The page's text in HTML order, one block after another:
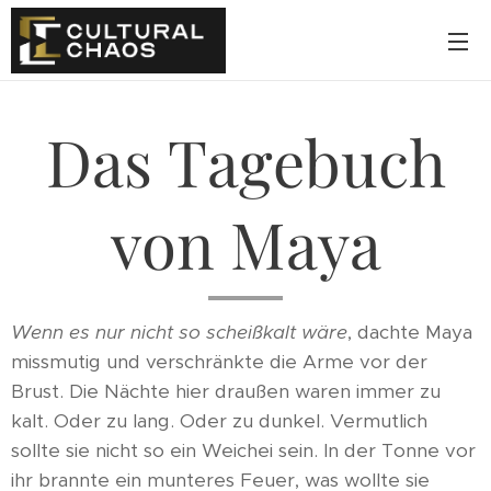
Das Tagebuch
von Maya
Wenn es nur nicht so scheißkalt wäre, dachte Maya
missmutig und verschränkte die Arme vor der
Brust. Die Nächte hier draußen waren immer zu
kalt. Oder zu lang. Oder zu dunkel. Vermutlich
sollte sie nicht so ein Weichei sein. In der Tonne vor
ihr brannte ein munteres Feuer, was wollte sie